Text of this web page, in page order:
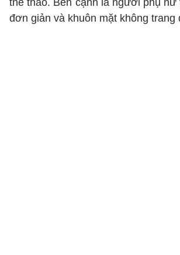
thể thao. Bên cạnh là người phụ nữ
đơn giản và khuôn mặt không trang